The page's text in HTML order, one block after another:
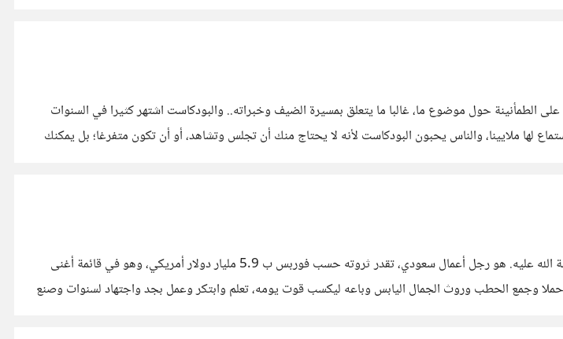
مع ضيف خبير في مجاله.. ويتحدثان بهدوء يبعث على الطمأنينة حول موضوع ما، غالبا ما يتعلق بمسيرة الضيف وخبراته.. والبودكاست اشتهر كثيرا في السنوات
لها ملايينا، والناس يحبون البودكاست لأنه لا يحتاج منك أن تجلس وتشاهد، أو أن تكون متفرغا؛ بل يمكنك
عمل حمالا في طفولته، وأصبح من أغنياء العالم في كبره. سليمان بن عبد العزيز الراجحي، رحمة الله عليه. هو رجل أعمال سعودي، تقدر ثروته حسب فوربس ب 5.9 مليار دولار أمريكي، وهو في قائمة أغنى
وجمع الحطب وروث الجمال اليابس وباعه ليكسب قوت يومه، تعلم وابتكر وعمل بجد واجتهاد لسنوات وصنع